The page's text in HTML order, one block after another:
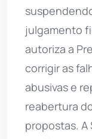
julgamento
autoriza a
corrigir as
abusivas e
reabertura
propostas. A